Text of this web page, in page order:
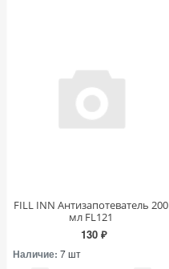
FILL INN Антизапотеватель 200
мл FL121
130 ₽
Наличие: 7 шт